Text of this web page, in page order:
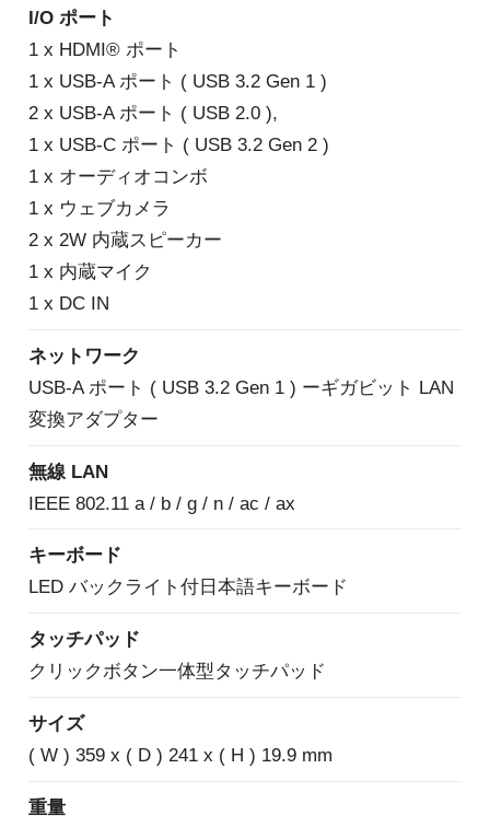
I/O ポート
1 x HDMI® ポート
1 x USB-A ポート ( USB 3.2 Gen 1 )
2 x USB-A ポート ( USB 2.0 ),
1 x USB-C ポート ( USB 3.2 Gen 2 )
1 x オーディオコンボ
1 x ウェブカメラ
2 x 2W 内蔵スピーカー
1 x 内蔵マイク
1 x DC IN
ネットワーク
USB-A ポート ( USB 3.2 Gen 1 ) ーギガビット LAN
変換アダプター
無線 LAN
IEEE 802.11 a / b / g / n / ac / ax
キーボード
LED バックライト付日本語キーボード
タッチパッド
クリックボタン一体型タッチパッド
サイズ
( W ) 359 x ( D ) 241 x ( H ) 19.9 mm
重量